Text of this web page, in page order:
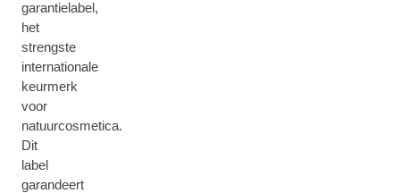
garantielabel,
het
strengste
internationale
keurmerk
voor
natuurcosmetica.
Dit
label
garandeert